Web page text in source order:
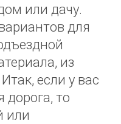
или дачу.
для
из
если у вас
дорога, то
или